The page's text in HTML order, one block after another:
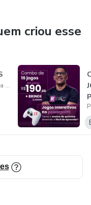
criou esse
Paulo Ricardo Ferreira Cabral